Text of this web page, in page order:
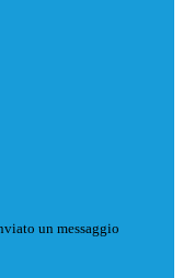
un messaggio